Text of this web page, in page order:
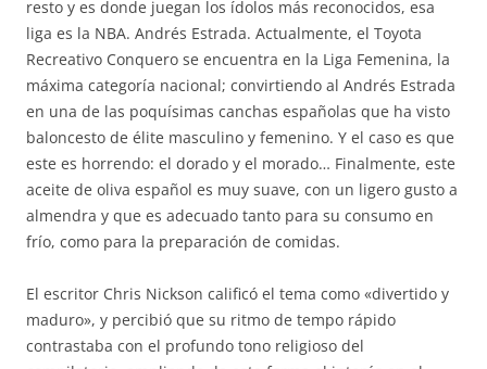
resto y es donde juegan los ídolos más reconocidos, esa
liga es la NBA. Andrés Estrada. Actualmente, el Toyota
Recreativo Conquero se encuentra en la Liga Femenina, la
máxima categoría nacional; convirtiendo al Andrés Estrada
en una de las poquísimas canchas españolas que ha visto
baloncesto de élite masculino y femenino. Y el caso es que
este es horrendo: el dorado y el morado… Finalmente, este
aceite de oliva español es muy suave, con un ligero gusto a
almendra y que es adecuado tanto para su consumo en
frío, como para la preparación de comidas.
El escritor Chris Nickson calificó el tema como «divertido y
maduro», y percibió que su ritmo de tempo rápido
contrastaba con el profundo tono religioso del